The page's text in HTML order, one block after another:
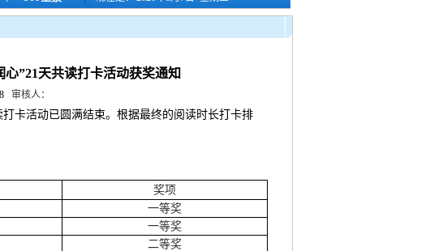
”21天共读打卡活动获奖通知
审核人：
卡活动已圆满结束。根据最终的阅读时长打卡排
奖项
一等奖
一等奖
二等奖